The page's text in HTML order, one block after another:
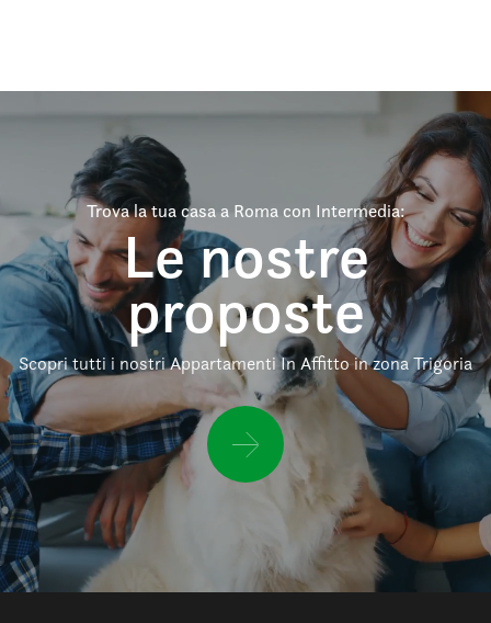
Trova la tua casa a Roma con Intermedia:
Le nostre
proposte
Scopri tutti i nostri Appartamenti In Affitto in zona Trigoria